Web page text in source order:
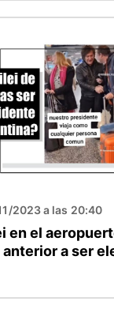
2023 a las 20:40
en el
anterior a ser